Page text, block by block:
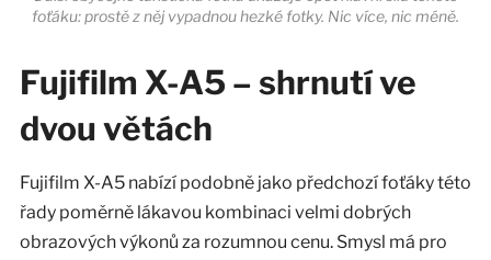
foťáku: prostě z něj vypadnou hezké fotky. Nic více, nic méně.
Fujifilm X-A5 – shrnutí ve
dvou větách
Fujifilm X-A5 nabízí podobně jako předchozí foťáky této
řady poměrně lákavou kombinaci velmi dobrých
obrazových výkonů za rozumnou cenu. Smysl má pro